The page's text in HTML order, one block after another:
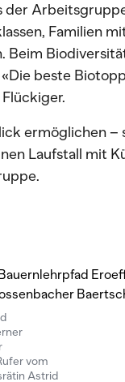
Familien
Beim
beste
ermöglichen –
Laufstall mit
vom
Astrid